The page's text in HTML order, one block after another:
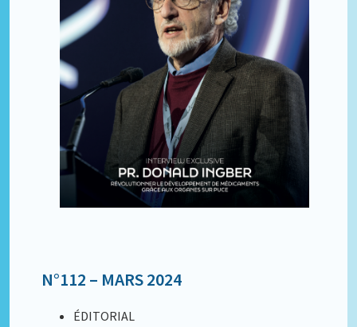
N°112 – MARS 2024
ÉDITORIAL